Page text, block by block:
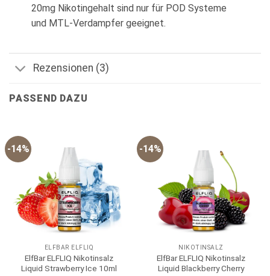
20mg Nikotingehalt sind nur für POD Systeme
und MTL-Verdampfer geeignet.
Rezensionen (3)
PASSEND DAZU
-14%
ELFBAR ELFLIQ
ElfBar ELFLIQ Nikotinsalz
Liquid Strawberry Ice 10ml
-14%
NIKOTINSALZ
ElfBar ELFLIQ Nikotinsalz
Liquid Blackberry Cherry